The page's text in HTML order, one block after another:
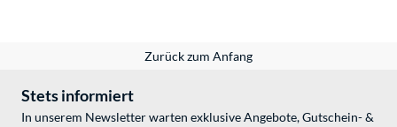
Zurück zum Anfang
Stets informiert
In unserem Newsletter warten exklusive Angebote, Gutschein- &